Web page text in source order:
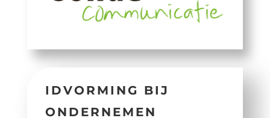
IDVORMING BIJ
ONDERNEMEN